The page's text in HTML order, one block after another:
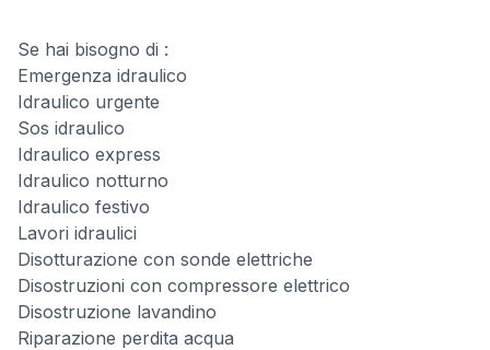
Se hai bisogno di :
Emergenza idraulico
Idraulico urgente
Sos idraulico
Idraulico express
Idraulico notturno
Idraulico festivo
Lavori idraulici
Disotturazione con sonde elettriche
Disostruzioni con compressore elettrico
Disostruzione lavandino
Riparazione perdita acqua